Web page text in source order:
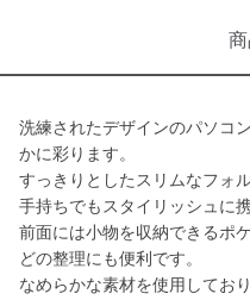
洗練されたデザインのパソコ
かに彩ります。
すっきりとしたスリムなフォ
手持ちでもスタイリッシュに
前面には小物を収納できるポ
どの整理にも便利です。
なめらかな素材を使用してお